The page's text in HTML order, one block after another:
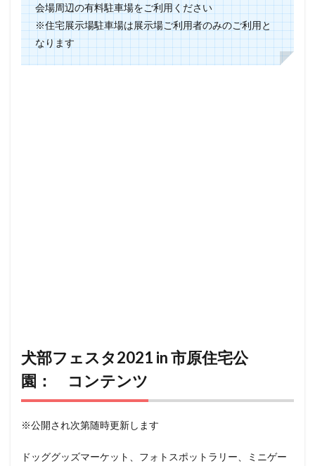
会場周辺の有料駐車場をご利用ください
※住宅展示場駐車場は展示場ご利用者のみのご利用と
なります
犬部フェスタ2021 in 市原住宅公
園： コンテンツ
※公開され次第随時更新します
ドッググッズマーケット、フォトスポットラリー、ミニゲー